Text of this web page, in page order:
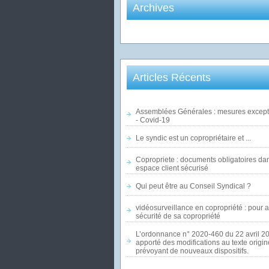
Archives
Articles Récents
Assemblées Générales : mesures
- Covid-19
Le syndic est un copropriétaire et ...
Copropriete : documents obligatoires
espace client sécurisé
Qui peut être au Conseil Syndical ?
vidéosurveillance en copropriété : pour
sécurité de sa copropriété
L’ordonnance n° 2020-460 du 22 avril
apporté des modifications au texte
prévoyant de nouveaux dispositifs.